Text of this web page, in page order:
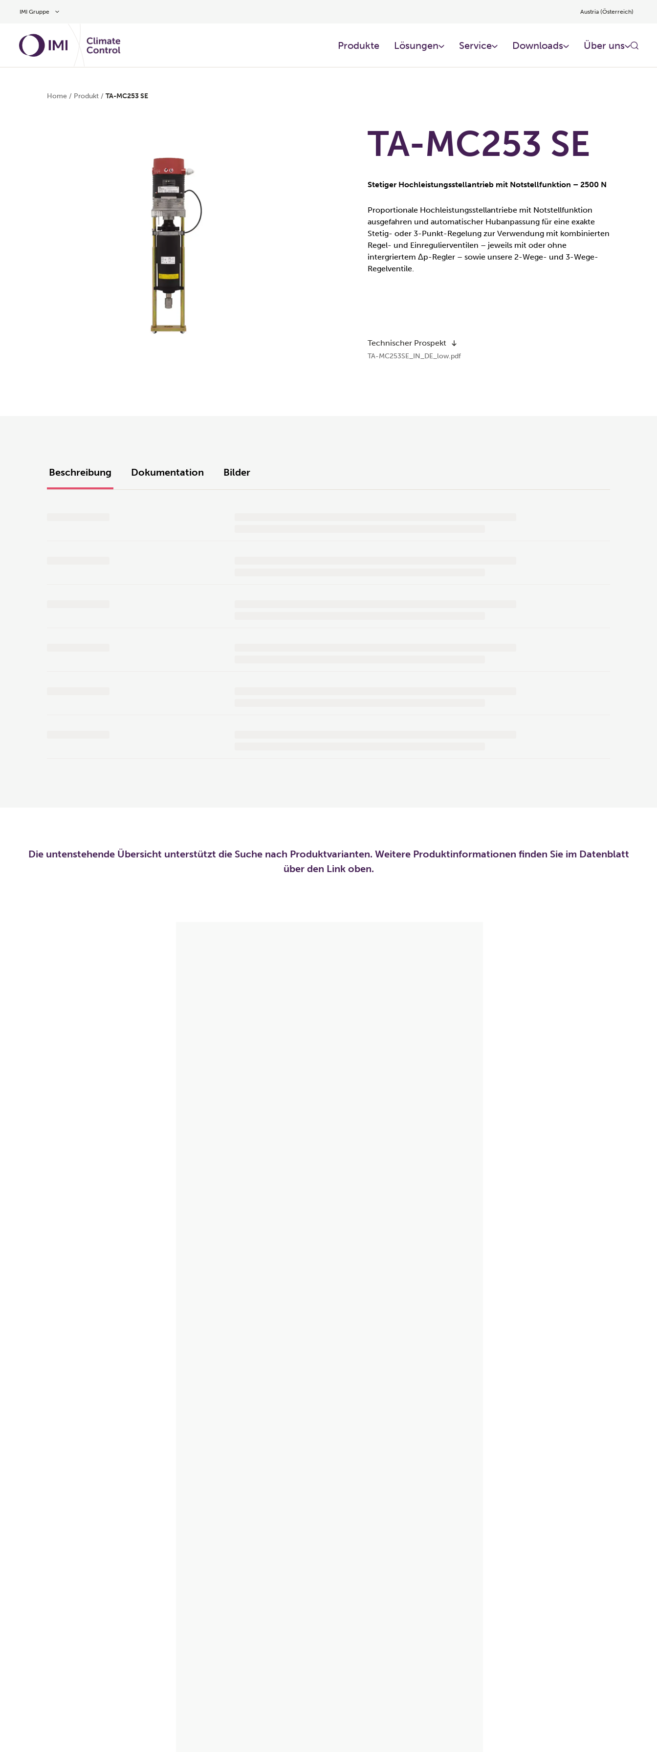
IMI Gruppe Austria (Österreich)
Produkte Lösungen Service Downloads Über uns
Home / Produkt / TA-MC253 SE
TA-MC253 SE
Stetiger Hochleistungsstellantrieb mit Notstellfunktion – 2500 N
Proportionale Hochleistungsstellantriebe mit Notstellfunktion
ausgefahren und automatischer Hubanpassung für eine exakte
Stetig- oder 3-Punkt-Regelung zur Verwendung mit kombinierten
Regel- und Einregulierventilen – jeweils mit oder ohne
intergriertem Δp-Regler – sowie unsere 2-Wege- und 3-Wege-
Regelventile.
Technischer Prospekt
TA-MC253SE_IN_DE_low.pdf
Beschreibung Dokumentation Bilder
Die untenstehende Übersicht unterstützt die Suche nach Produktvarianten. Weitere Produktinformationen finden Sie im Datenblatt
über den Link oben.